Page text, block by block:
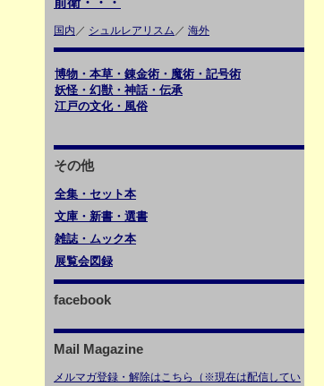
国内 ／ シュルレアリスム ／ 海外
博物・本草・錬金術・魔術・記号術
妖怪・幻獣・神話・伝承
江戸の文化・風俗
その他
全集・セット本
文庫・新書・選書
雑誌・ムック本
展覧会図録
facebook
Mail Magazine
メルマガ登録・解除はこちら（※現在は配信してい